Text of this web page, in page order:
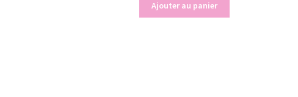
initial
était :
actuel
est :
Ajouter au panier